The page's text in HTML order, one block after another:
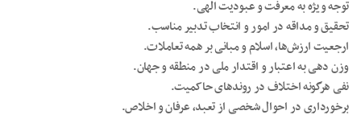
توجه ویژه به معرفت و عبودیت الهی.
تحقیق و مداقه در امور و انتخاب تدبیر مناسب.
ارجعیت ارزش‌ها، اسلام و مبانی بر همه تعاملات.
وزن دهی به اعتبار و اقتدار ملی در منطقه و جهان.
نفی هرگونه اختلاف در روندهای حاکمیت.
برخورداری در احوال شخصی از تعبد، عرفان و اخلاص.